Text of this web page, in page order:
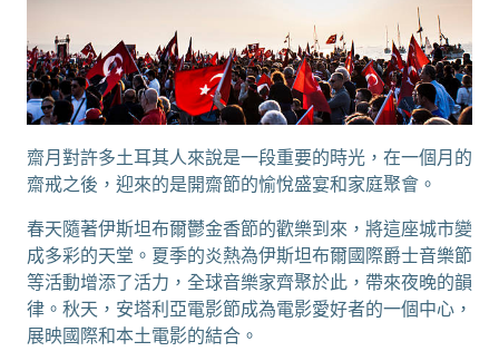
齋月對許多土耳其人來說是一段重要的時光，在一個月的
齋戒之後，迎來的是開齋節的愉悅盛宴和家庭聚會。
春天隨著伊斯坦布爾鬱金香節的歡樂到來，將這座城市變
成多彩的天堂。夏季的炎熱為伊斯坦布爾國際爵士音樂節
等活動增添了活力，全球音樂家齊聚於此，帶來夜晚的韻
律。秋天，安塔利亞電影節成為電影愛好者的一個中心，
展映國際和本土電影的結合。